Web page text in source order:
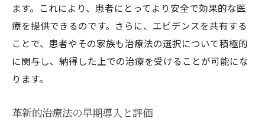
ます。これにより、患者にとってより安全で効果的な医
療を提供できるのです。さらに、エビデンスを共有する
ことで、患者やその家族も治療法の選択について積極的
に関与し、納得した上での治療を受けることが可能にな
ります。
革新的治療法の早期導入と評価